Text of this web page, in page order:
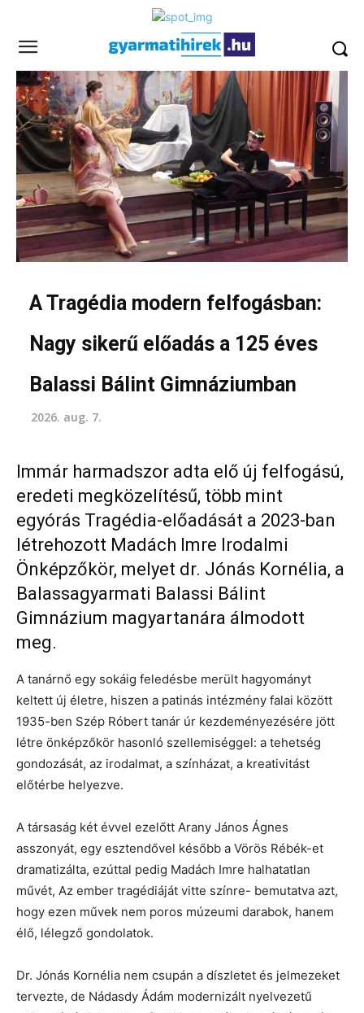
A Tragédia modern felfogásban:
Nagy sikerű előadás a 125 éves
Balassi Bálint Gimnáziumban
2026. aug. 7.
Immár harmadszor adta elő új felfogású,
eredeti megközelítésű, több mint
egyórás Tragédia-előadását a 2023-ban
létrehozott Madách Imre Irodalmi
Önképzőkör, melyet dr. Jónás Kornélia, a
Balassagyarmati Balassi Bálint
Gimnázium magyartanára álmodott
meg.
A tanárnő egy sokáig feledésbe merült hagyományt
keltett új életre, hiszen a patinás intézmény falai között
1935-ben Szép Róbert tanár úr kezdeményezésére jött
létre önképzőkör hasonló szellemiséggel: a tehetség
gondozását, az irodalmat, a színházat, a kreativitást
előtérbe helyezve.
A társaság két évvel ezelőtt Arany János Ágnes
asszonyát, egy esztendővel később a Vörös Rébék-et
dramatizálta, ezúttal pedig Madách Imre halhatatlan
művét, Az ember tragédiáját vitte színre- bemutatva azt,
hogy ezen művek nem poros múzeumi darabok, hanem
élő, lélegző gondolatok.
Dr. Jónás Kornélia nem csupán a díszletet és jelmezeket
tervezte, de Nádasdy Ádám modernizált nyelvezetű